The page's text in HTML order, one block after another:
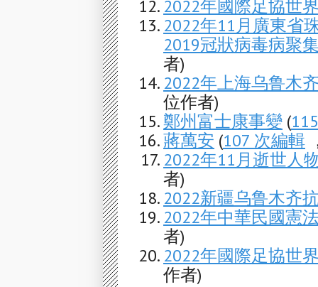
2022年國際足協世
2022年11月廣東省
2019冠狀病毒病聚
者)
2022年上海乌鲁木
位作者)
鄭州富士康事變 (
蔣萬安 (107 次編輯
2022年11月逝世人
者)
2022新疆乌鲁木齐
2022年中華民國憲
者)
2022年國際足協世
作者)